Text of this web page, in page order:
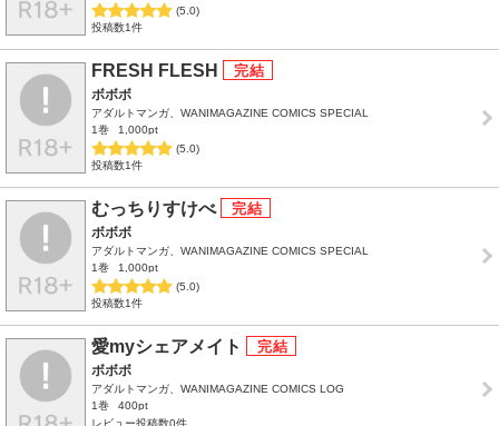
(5.0)
投稿数1件
FRESH FLESH
ボボボ
アダルトマンガ、WANIMAGAZINE COMICS SPECIAL
1巻
1,000pt
(5.0)
投稿数1件
むっちりすけべ
ボボボ
アダルトマンガ、WANIMAGAZINE COMICS SPECIAL
1巻
1,000pt
(5.0)
投稿数1件
愛myシェアメイト
ボボボ
アダルトマンガ、WANIMAGAZINE COMICS LOG
1巻
400pt
レビュー投稿数0件